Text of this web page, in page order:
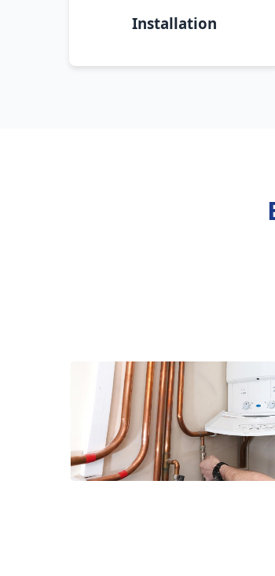
Installation